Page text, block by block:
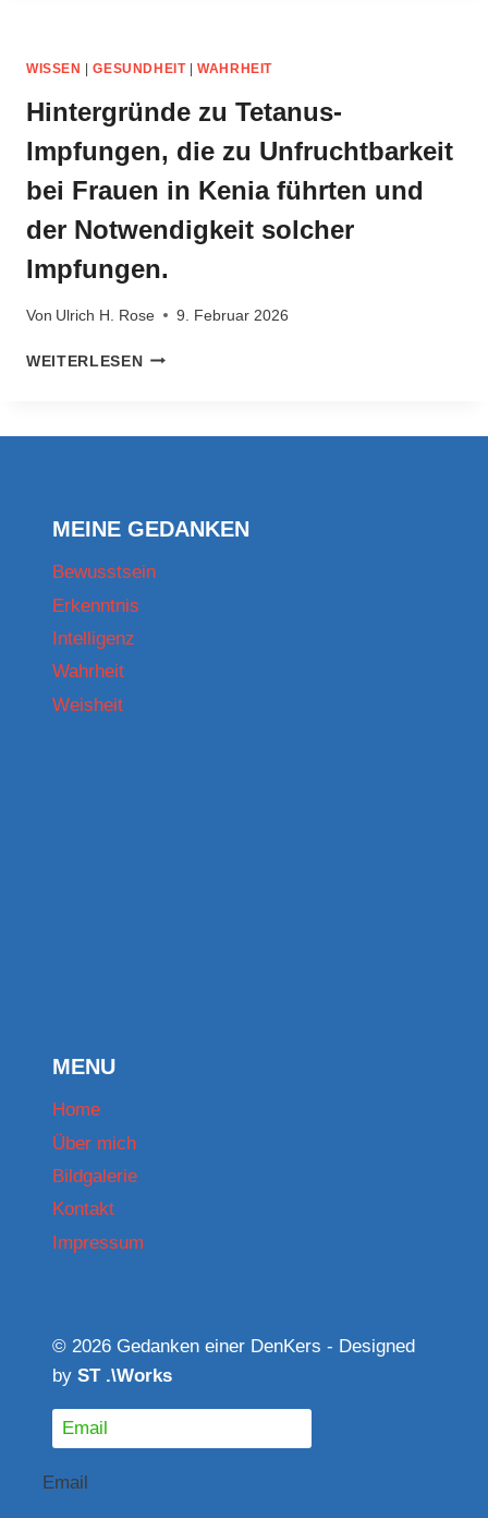
KRIEG.
IMMANUEL
.TRAKTAT.
EWIGEN
FRIEDEN
VON
1795.
WISSEN |GESUNDHEIT|WAHRHEIT
Hintergründe zu Tetanus-
Impfungen, die zu Unfruchtbarkeit
bei Frauen in Kenia führten und
der Notwendigkeit solcher
Impfungen.
Von Ulrich H. Rose 9. Februar 2026
WEITERLESENHINTERGRÜNDE
FRAUEN
IN
MEINE GEDANKEN
Bewusstsein
Erkenntnis
Intelligenz
Wahrheit
Weisheit
MENU
Home
Über mich
Bildgalerie
Kontakt
Impressum
© 2026 Gedanken einer DenKers - Designed
by ST .\Works
Email